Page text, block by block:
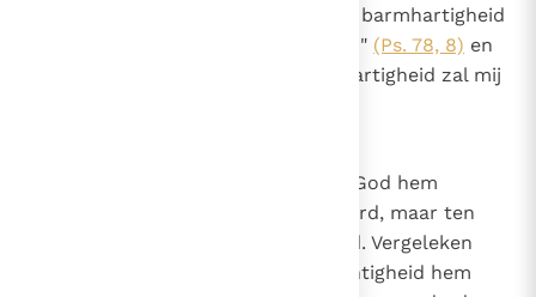
zoals de Psalmist zegt: "Laat uw barmhartigheid
mij snel tegemoet komen, o Heer" (Ps. 78, 8) en
nogmaals: "Mijn God, zijn barmhartigheid zal mij
Vergeleken met de staat waarin God hem
gevormd had, was Adam veranderd, maar ten
kwade, door zijn ongerechtigheid. Vergeleken
met de staat waarin de ongerechtigheid hem